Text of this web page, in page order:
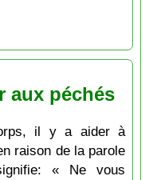
aux péchés
il y a aider à
raison de la parole
« Ne vous